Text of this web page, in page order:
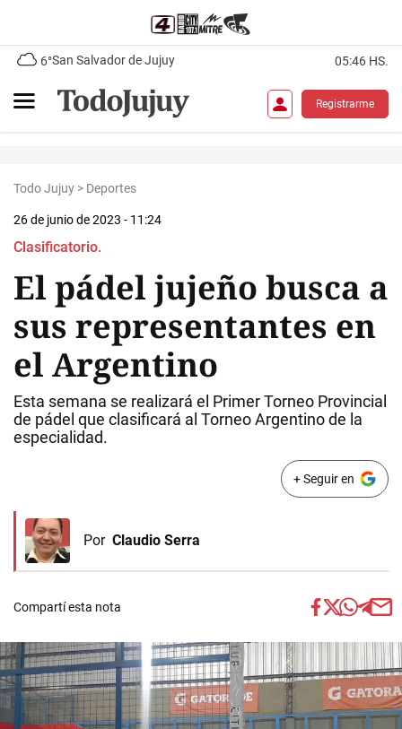
6°San Salvador de Jujuy 05:46 HS.
Registrarme
Todo Jujuy > Deportes
26 de junio de 2023 - 11:24
Clasificatorio.
El pádel jujeño busca a
sus representantes en
el Argentino
Esta semana se realizará el Primer Torneo Provincial
de pádel que clasificará al Torneo Argentino de la
especialidad.
+ Seguir en
Por Claudio Serra
Compartí esta nota